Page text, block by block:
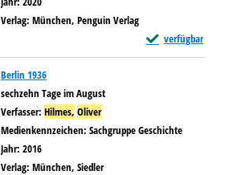
Verlag: München, Penguin Verlag
verfügbar
Exemplar-Details
Berlin 1936
sechzehn Tage im August
Verfasser: Hilmes, OliverSuche nach diesem Verfasser
Medienkennzeichen: Sachgruppe Geschichte
Jahr: 2016
Verlag: München, Siedler